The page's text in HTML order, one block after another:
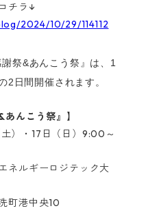
チラ↓
2024/10/29/114112
祭&あんこう祭』は、1
2日間開催されます。
んこう祭』 】
）・17日（日）9:00～
ルギーロジテック大
町港中央10